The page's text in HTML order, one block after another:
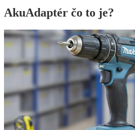
AkuAdaptér čo to je?